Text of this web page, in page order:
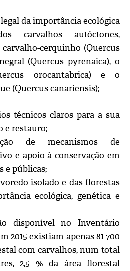
da importância ecológica
carvalhos autóctones,
cerquinho (Quercus
(Quercus pyrenaica), o
orocantabrica) e o
(Quercus canariensis);
técnicos claros para a sua
e restauro;
de mecanismos de
e apoio à conservação em
e públicas;
isolado e das florestas
ecológica, genética e
disponível no Inventário
2015 existiam apenas 81 700
com carvalhos, num total
2,5 % da área florestal